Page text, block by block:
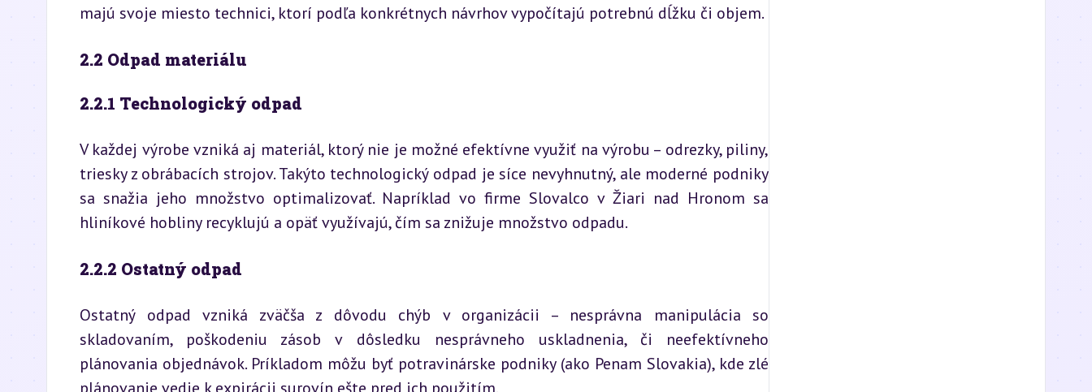
majú svoje miesto technici, ktorí podľa konkrétnych návrhov vypočítajú potrebnú dĺžku či objem.
2.2 Odpad materiálu
2.2.1 Technologický odpad
V každej výrobe vzniká aj materiál, ktorý nie je možné efektívne využiť na výrobu – odrezky, piliny,
triesky z obrábacích strojov. Takýto technologický odpad je síce nevyhnutný, ale moderné podniky
sa snažia jeho množstvo optimalizovať. Napríklad vo firme Slovalco v Žiari nad Hronom sa
hliníkové hobliny recyklujú a opäť využívajú, čím sa znižuje množstvo odpadu.
2.2.2 Ostatný odpad
Ostatný odpad vzniká zväčša z dôvodu chýb v organizácii – nesprávna manipulácia so
skladovaním, poškodeniu zásob v dôsledku nesprávneho uskladnenia, či neefektívneho
plánovania objednávok. Príkladom môžu byť potravinárske podniky (ako Penam Slovakia), kde zlé